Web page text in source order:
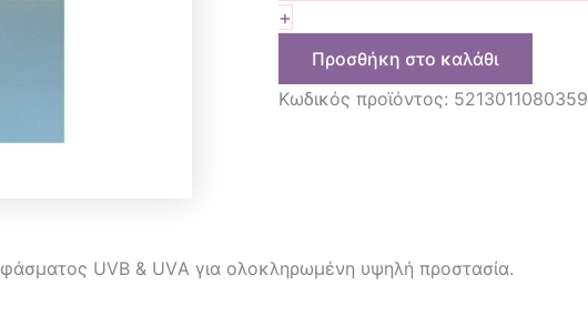
+
Προσθήκη στο καλάθι
Κωδικός προϊόντος: 5213011080359
UVΒ & UVΑ για ολοκληρωμένη υψηλή προστασία.